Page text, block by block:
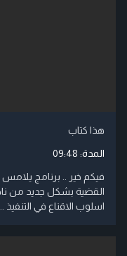
هذا كتاب
المدة: 09:48
فيكم خير .. برنامج
القضية بشكل جديد من
اسلوب الاقناع في التنفيذ